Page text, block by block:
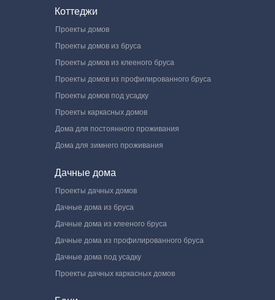
Коттеджи
Проекты домов
Проекты домов из бруса
Проекты домов из клееного бруса
Проекты домов из профилированного бруса
Проекты домов под усадку
Проекты каркасных домов
Дома для постоянного проживания
Дома для зимнего проживания
Дачные дома
Проекты дачных домов
Дачные дома из бруса
Дачные дома из клееного бруса
Дачные дома из профилированного бруса
Дачные дома под усадку
Проекты дачных каркасных домов